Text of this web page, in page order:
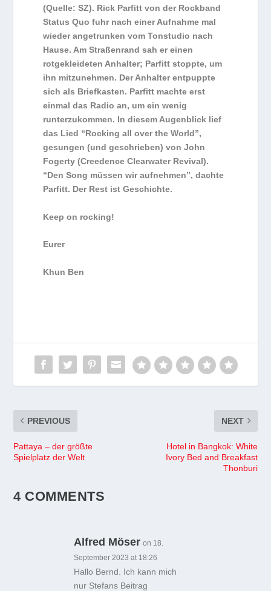
(Quelle: SZ). Rick Parfitt von der Rockband
Status Quo fuhr nach einer Aufnahme mal
wieder angetrunken vom Tonstudio nach
Hause. Am Straßenrand sah er einen
rotgekleideten Anhalter; Parfitt stoppte, um
ihn mitzunehmen. Der Anhalter entpuppte
sich als Briefkasten. Parfitt machte erst
einmal das Radio an, um ein wenig
runterzukommen. In diesem Augenblick lief
das Lied “Rocking all over the World”,
gesungen (und geschrieben) von John
Fogerty (Creedence Clearwater Revival).
“Den Song müssen wir aufnehmen”, dachte
Parfitt. Der Rest ist Geschichte.
Keep on rocking!
Eurer
Khun Ben
PREVIOUS
Pattaya – der größte
Spielplatz der Welt
NEXT
Hotel in Bangkok: White
Ivory Bed and Breakfast
Thonburi
4 COMMENTS
Alfred Möser on 18.
September 2023 at 18:26
Hallo Bernd. Ich kann mich
nur Stefans Beitrag